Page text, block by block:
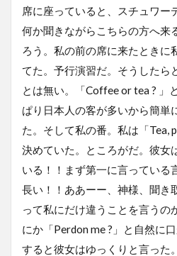
席に座っていると、スチュワー
何か聞きながらこちらの方へ来
ろう。私の前の席に来たときに
てた。予行演習だ。そうしたら
とは無い。「Coffee or tea ? 」
ぱり日本人の客が多いから簡単
た。そして私の番。私は「Tea,
決めていた。ところがだ。彼女
いる！！まず第一に言っている
長い！！ああーー、神様、聞き
って私にだけ違うことを言うの
にか「Perdon me ?」と自然に
すると彼女はゆっくりと言った